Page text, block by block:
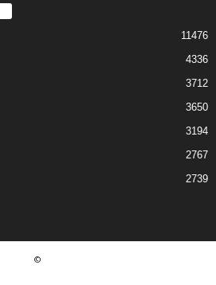
11476
4336
3712
3650
3194
2767
2739
©